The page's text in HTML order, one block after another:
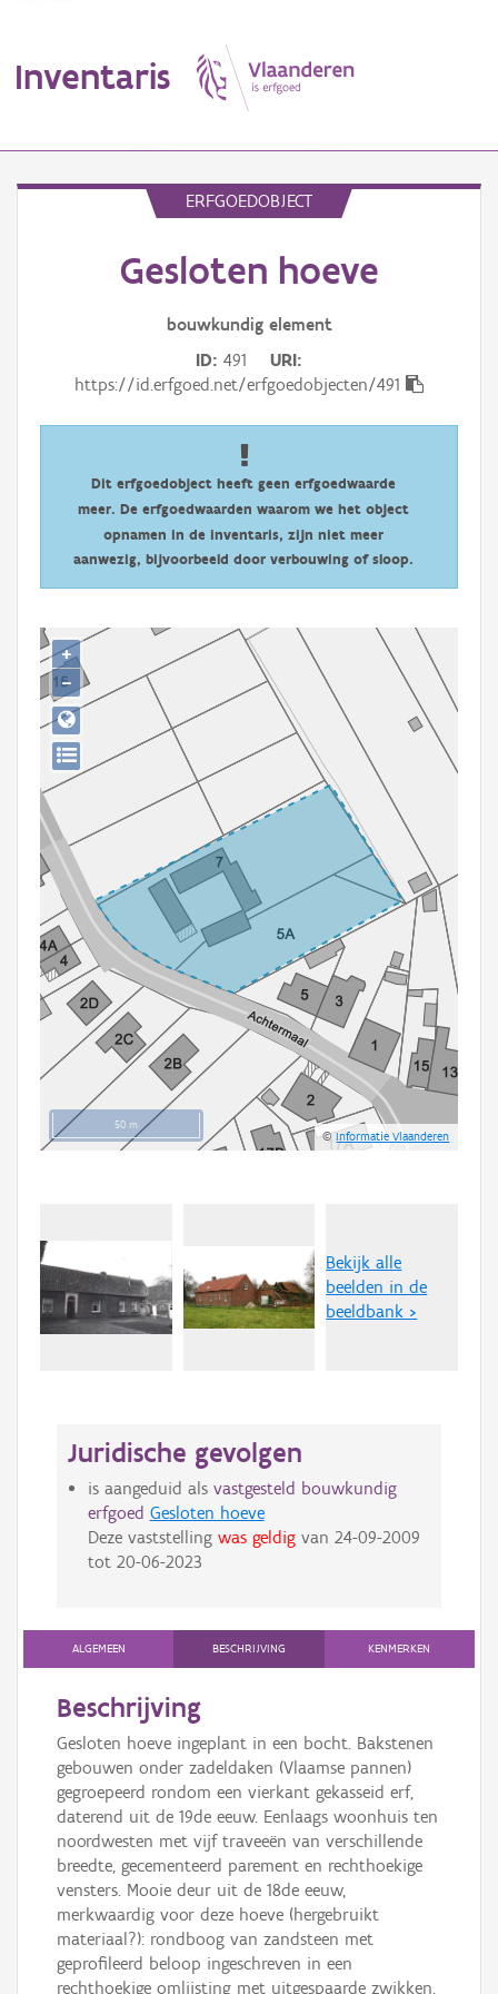
Inventaris
Persoon of collectief
Downloads
Aanmelden
ERFGOEDOBJECT
Gesloten hoeve
bouwkundig element
ID 491
URI
https://id.erfgoed.net/erfgoedobjecten/491
Dit erfgoedobject heeft geen erfgoedwaarde
meer. De erfgoedwaarden waarom we het object
opnamen in de inventaris, zijn niet meer
aanwezig, bijvoorbeeld door verbouwing of sloop.
50 m
©Informatie Vlaanderen
+
−
Bekijk alle
beelden in de
beeldbank >
Juridische gevolgen
is aangeduid als vastgesteld bouwkundig
erfgoed Gesloten hoeve
Deze vaststelling was geldigvan 24-09-2009
tot 20-06-2023
ALGEMEEN BESCHRIJVING KENMERKEN
Beschrijving
Gesloten hoeve ingeplant in een bocht. Bakstenen
gebouwen onder zadeldaken (Vlaamse pannen)
gegroepeerd rondom een vierkant gekasseid erf,
daterend uit de 19de eeuw. Eenlaags woonhuis ten
noordwesten met vijf traveeën van verschillende
breedte, gecementeerd parement en rechthoekige
vensters. Mooie deur uit de 18de eeuw,
merkwaardig voor deze hoeve (hergebruikt
materiaal?): rondboog van zandsteen met
geprofileerd beloop ingeschreven in een
rechthoekige omlijsting met uitgespaarde zwikken,